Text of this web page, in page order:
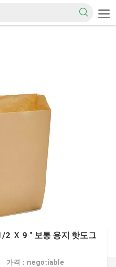
2 Ｘ 9 " 보통 용지 핫도그
가격：negotiable